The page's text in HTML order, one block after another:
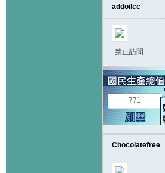
addoilcc
禁止訪問
771
Chocolatefree